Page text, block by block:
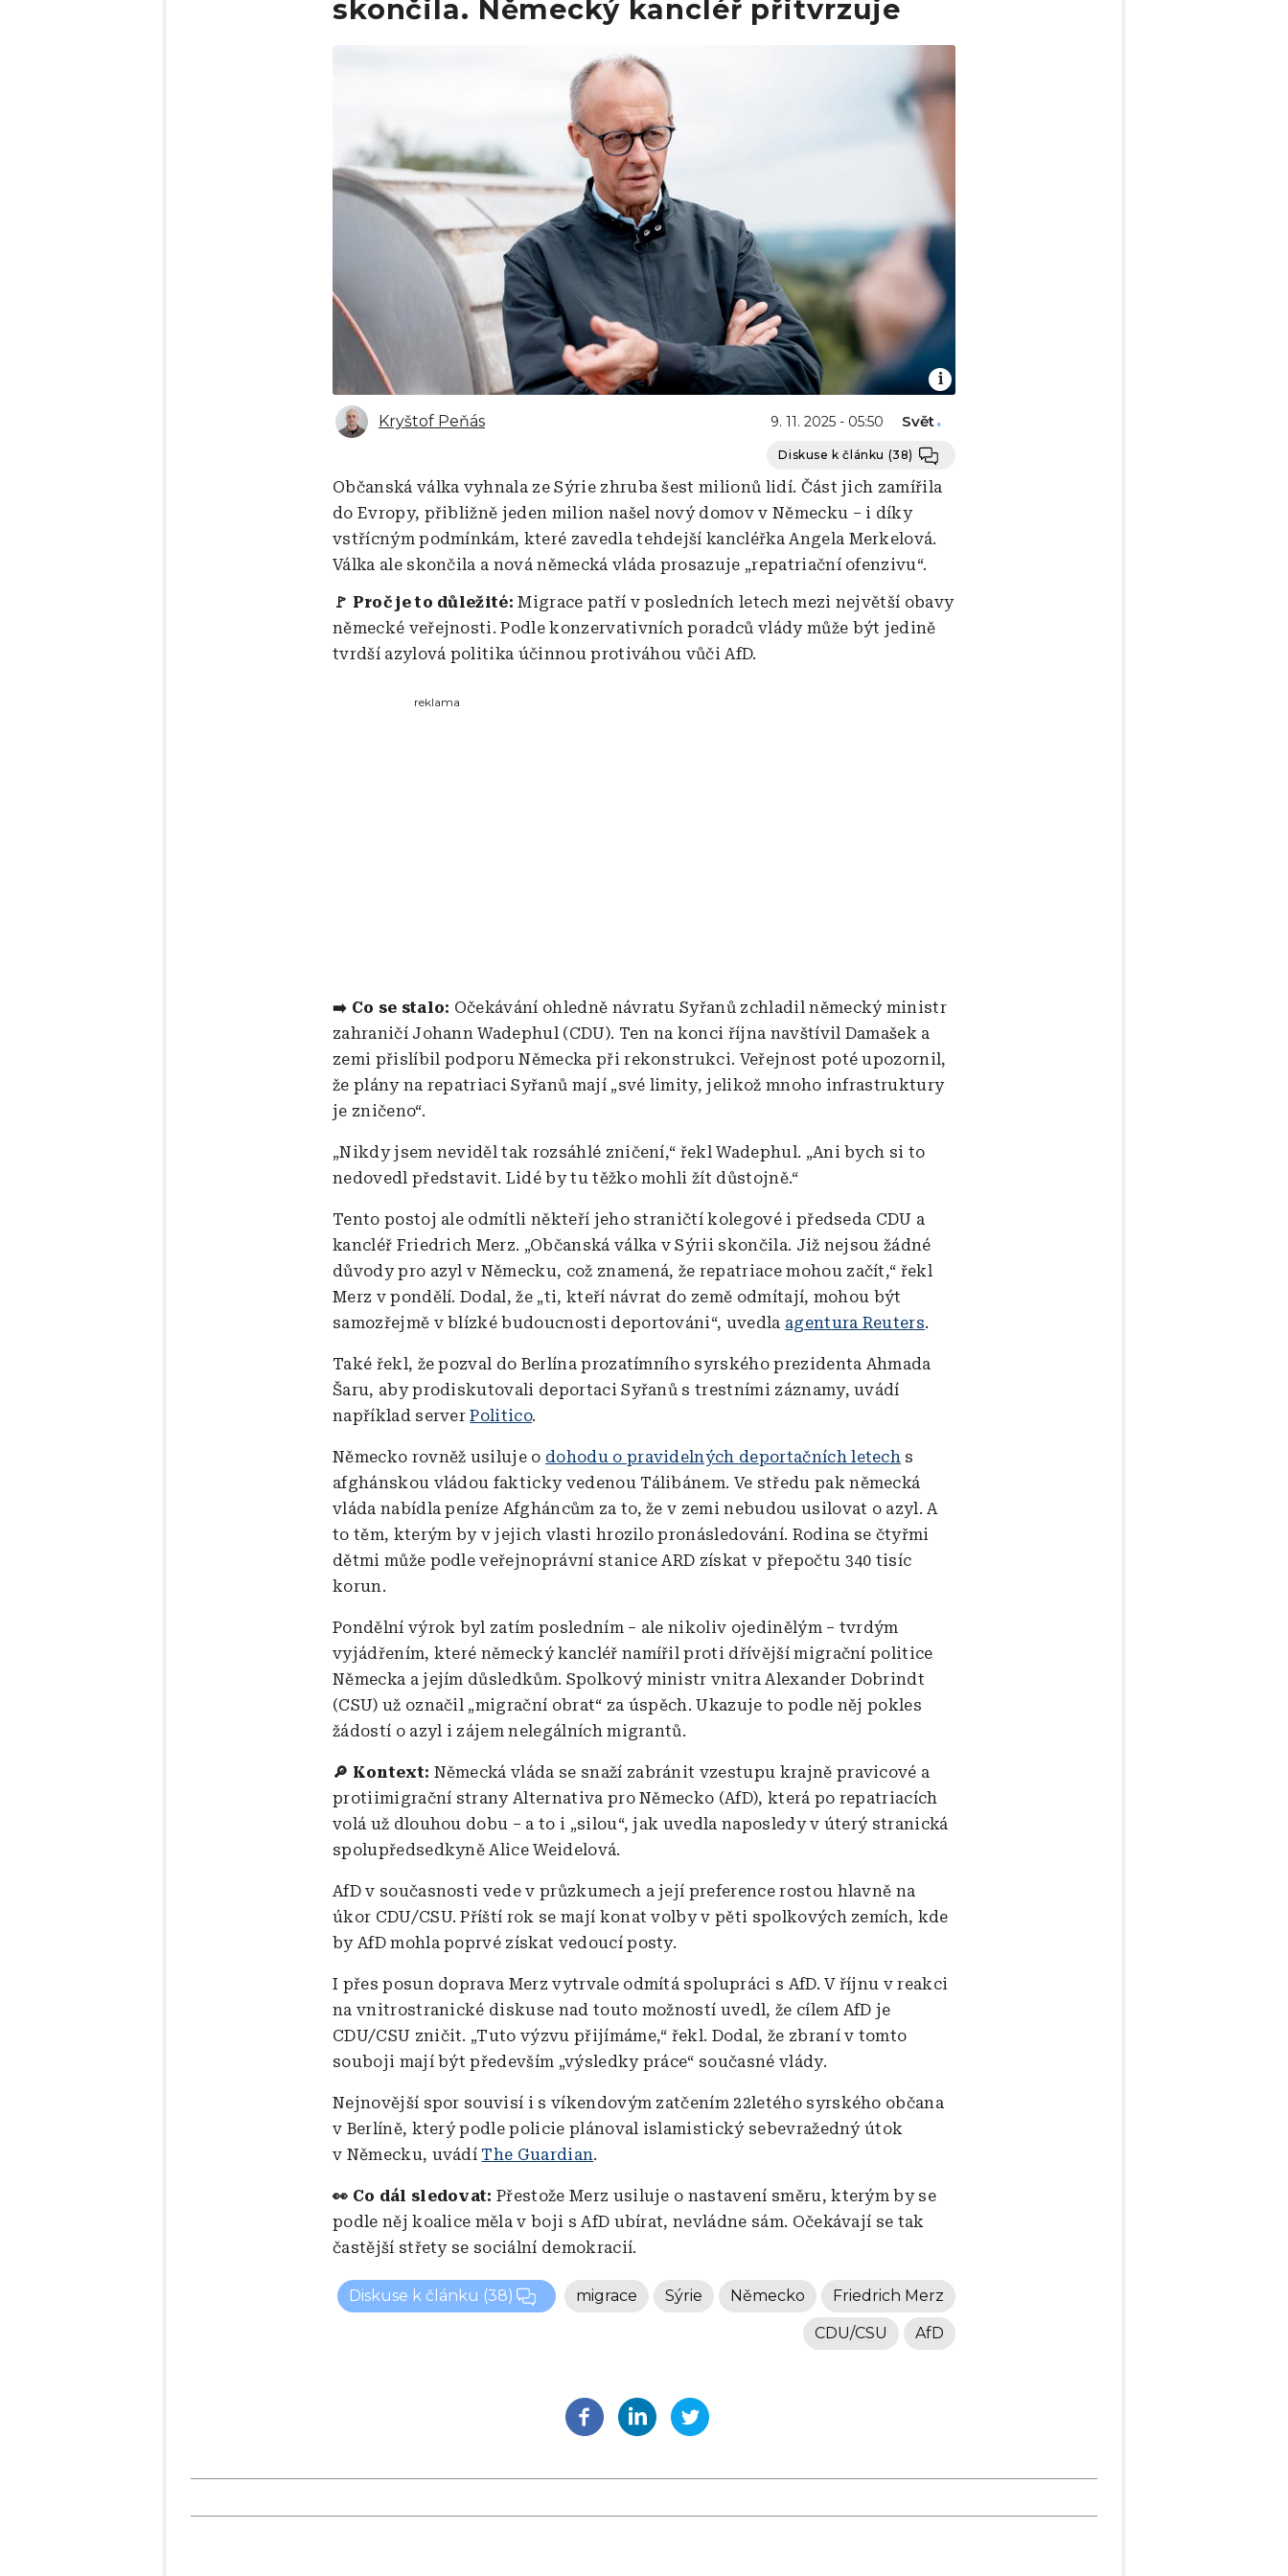
skončila. Německý kancléř přitvrzuje
Kryštof Peňás 9. 11. 2025 - 05:50 Svět
Diskuse k článku (38)
Občanská válka vyhnala ze Sýrie zhruba šest milionů lidí. Část jich zamířila
do Evropy, přibližně jeden milion našel nový domov v Německu – i díky
vstřícným podmínkám, které zavedla tehdejší kancléřka Angela Merkelová.
Válka ale skončila a nová německá vláda prosazuje „repatriační ofenzivu“.
🚩 Proč je to důležité:Migrace patří v posledních letech mezi největší obavy
německé veřejnosti. Podle konzervativních poradců vlády může být jedině
tvrdší azylová politika účinnou protiváhou vůči AfD.
reklama
➡️ Co se stalo: Očekávání ohledně návratu Syřanů zchladil německý ministr
zahraničí Johann Wadephul (CDU). Ten na konci října navštívil Damašek a
zemi přislíbil podporu Německa při rekonstrukci. Veřejnost poté upozornil,
že plány na repatriaci Syřanů mají „své limity, jelikož mnoho infrastruktury
je zničeno“.
„Nikdy jsem neviděl tak rozsáhlé zničení,“ řekl Wadephul. „Ani bych si to
nedovedl představit. Lidé by tu těžko mohli žít důstojně.“
Tento postoj ale odmítli někteří jeho straničtí kolegové i předseda CDU a
kancléř Friedrich Merz. „Občanská válka v Sýrii skončila. Již nejsou žádné
důvody pro azyl v Německu, což znamená, že repatriace mohou začít,“ řekl
Merz v pondělí. Dodal, že „ti, kteří návrat do země odmítají, mohou být
samozřejmě v blízké budoucnosti deportováni“, uvedla agentura Reuters.
Také řekl, že pozval do Berlína prozatímního syrského prezidenta Ahmada
Šaru, aby prodiskutovali deportaci Syřanů s trestními záznamy, uvádí
například serverPolitico.
Německo rovněž usiluje o dohodu o pravidelných deportačních letech s
afghánskou vládou fakticky vedenou Tálibánem. Ve středu pak německá
vláda nabídla peníze Afgháncům za to, že v zemi nebudou usilovat o azyl. A
to těm, kterým by v jejich vlasti hrozilo pronásledování. Rodina se čtyřmi
dětmi může podle veřejnoprávní stanice ARD získat v přepočtu 340 tisíc
korun.
Pondělní výrok byl zatím posledním – ale nikoliv ojedinělým – tvrdým
vyjádřením, které německý kancléř namířil proti dřívější migrační politice
Německa a jejím důsledkům. Spolkový ministr vnitra Alexander Dobrindt
(CSU) už označil „migrační obrat“ za úspěch. Ukazuje to podle něj pokles
žádostí o azyl i zájem nelegálních migrantů.
🔎 Kontext: Německá vláda se snaží zabránit vzestupu krajně pravicové a
protiimigrační strany Alternativa pro Německo (AfD), která po repatriacích
volá už dlouhou dobu – a to i „silou“, jak uvedla naposledy v úterý stranická
spolupředsedkyně Alice Weidelová.
AfD v současnosti vede v průzkumech a její preference rostou hlavně na
úkor CDU/CSU. Příští rok se mají konat volby v pěti spolkových zemích, kde
by AfD mohla poprvé získat vedoucí posty.
I přes posun doprava Merz vytrvale odmítá spolupráci s AfD. V říjnu v reakci
na vnitrostranické diskuse nad touto možností uvedl, že cílem AfD je
CDU/CSU zničit. „Tuto výzvu přijímáme,“ řekl. Dodal, že zbraní v tomto
souboji mají být především „výsledky práce“ současné vlády.
Nejnovější spor souvisí i s víkendovým zatčením 22letého syrského občana
v Berlíně, který podle policie plánoval islamistický sebevražedný útok
v Německu, uvádí The Guardian.
👀 Co dál sledovat:Přestože Merz usiluje o nastavení směru, kterým by se
podle něj koalice měla v boji s AfD ubírat, nevládne sám. Očekávají se tak
častější střety se sociální demokracií.
Diskuse k článku (38) Friedrich Merz
Německo
Sýrie
migrace
AfD
CDU/CSU